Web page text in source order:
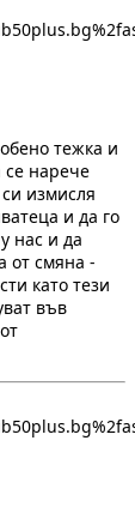
тежка и
се нарече
измисля
и да го
нас и да
от смяна -
като тези
във